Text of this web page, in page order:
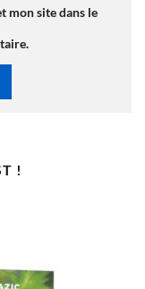
mon site dans le
!